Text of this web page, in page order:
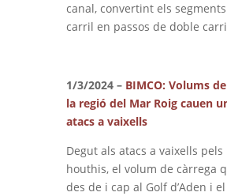
canal, convertint els segments
carril en passos de doble
1/3/2024 – BIMCO: Volums
la regió del Mar Roig cauen
atacs a vaixells
Degut als atacs a vaixells pels
houthis, el volum de càrrega
des de i cap al Golf d’Aden i